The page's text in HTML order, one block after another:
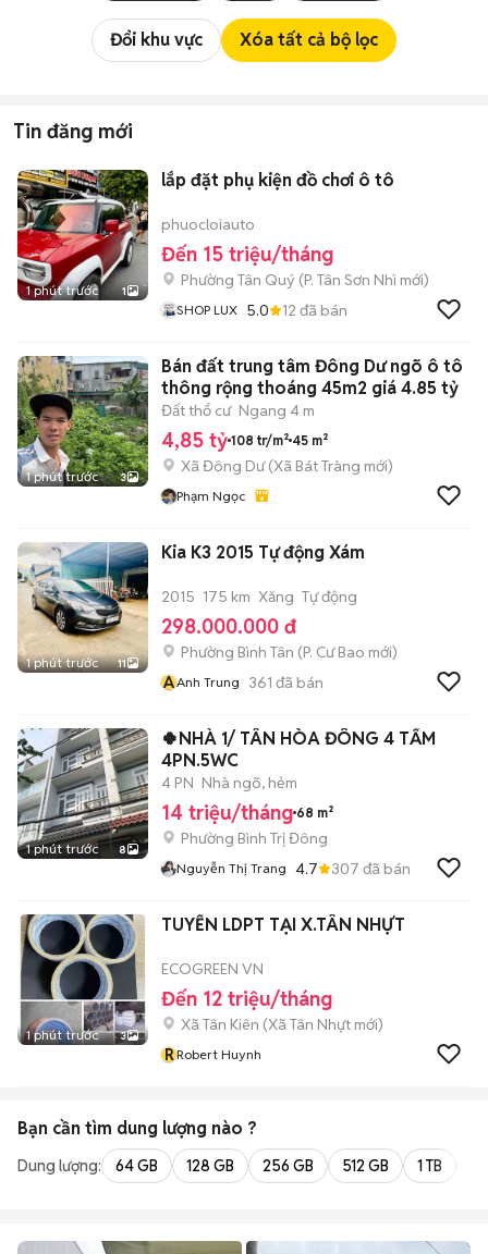
Đổi khu vực Xóa tất cả bộ lọc
Tin đăng mới
1 phút trước 1
lắp đặt phụ kiện đồ chơi ô tô
phuocloiauto
Đến 15 triệu/tháng
Phường Tân Quý (P. Tân Sơn Nhì mới)
SHOP LUX 5.0 12 đã bán
1 phút trước 3
Bán đất trung tâm Đông Dư ngõ ô tô
thông rộng thoáng 45m2 giá 4.85 tỷ
Đất thổ cư Ngang 4 m
4,85 tỷ 108 tr/m² 45 m²
Xã Đông Dư(Xã Bát Tràng mới)
Phạm Ngọc
1 phút trước 11
Kia K3 2015 Tự động Xám
2015 175 km Xăng Tự động
298.000.000 đ
Phường Bình Tân (P. Cư Bao mới)
AAnh Trung 361 đã bán
1 phút trước 8
🍀NHÀ 1/ TÂN HÒA ĐÔNG 4 TẤM
4PN.5WC
4 PN Nhà ngõ, hẻm
14 triệu/tháng 68 m²
Phường Bình Trị Đông
Nguyễn Thị Trang 4.7 307 đã bán
1 phút trước 3
TUYỂN LDPT TẠI X.TÂN NHỰT
ECOGREEN VN
Đến 12 triệu/tháng
Xã Tân Kiên (Xã Tân Nhựt mới)
RRobert Huynh
Bạn cần tìm dung lượng nào ?
Dung lượng: 64 GB 128 GB 256 GB 512 GB 1 TB